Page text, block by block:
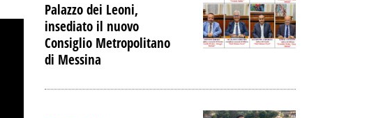
Palazzo dei Leoni,
insediato il nuovo
Consiglio Metropolitano
di Messina